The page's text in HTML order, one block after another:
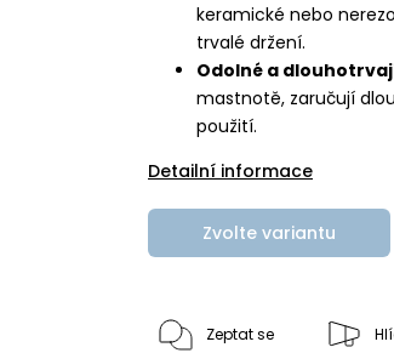
keramické nebo
trvalé držení.
Odolné a
mastnotě, zaručují
použití.
Detailní informace
Zvolte variantu
Zeptat se